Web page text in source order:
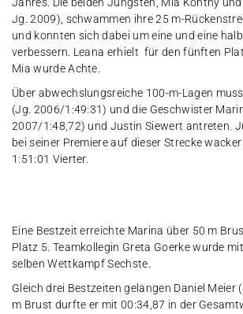
Jahres. Die beiden Jüngsten, Mia Kontny
Jg. 2009), schwammen ihre 25 m-
und konnten sich dabei um eine und eine
verbessern. Leana erhielt für den fünften
Mia wurde Achte.
Über abwechslungsreiche 100-m-Lagen
(Jg. 2006/1:49:31) und die Geschwister
2007/1:48,72) und Justin Siewert antreten.
bei seiner Premiere auf dieser Strecke
1:51:01 Vierter.
Eine Bestzeit erreichte Marina über 50 m
Platz 5. Teamkollegin Greta Goerke wurde
selben Wettkampf Sechste.
Gleich drei Bestzeiten gelangen Daniel Meier
m Brust durfte er mit 00:34,87 in der